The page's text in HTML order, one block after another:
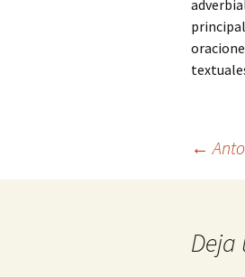
Navegación
←
Deja